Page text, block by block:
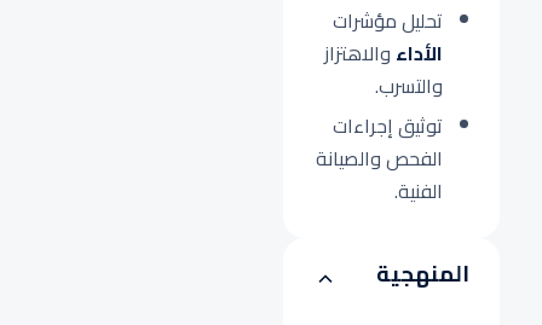
تحليل مؤشرات
الأداء والاهتزاز
والتسرب.
توثيق إجراءات
الفحص والصيانة
الفنية.
المنهجية